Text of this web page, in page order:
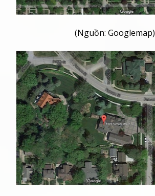
(Nguồn: Googlemap)